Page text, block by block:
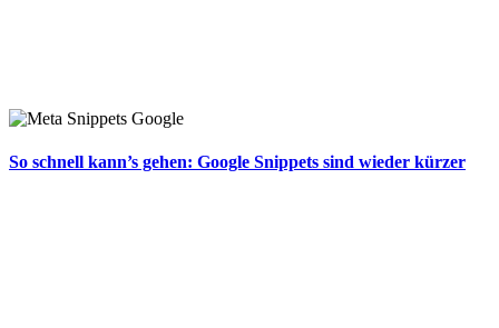
So schnell kann’s gehen: Google Snippets sind wieder kürzer